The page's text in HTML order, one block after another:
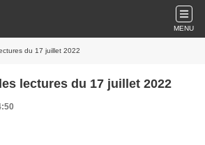
MENU
du 17 juillet 2022
lectures du 17 juillet 2022